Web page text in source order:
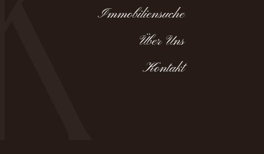
Immobiliensuche
Über Uns
Kontakt